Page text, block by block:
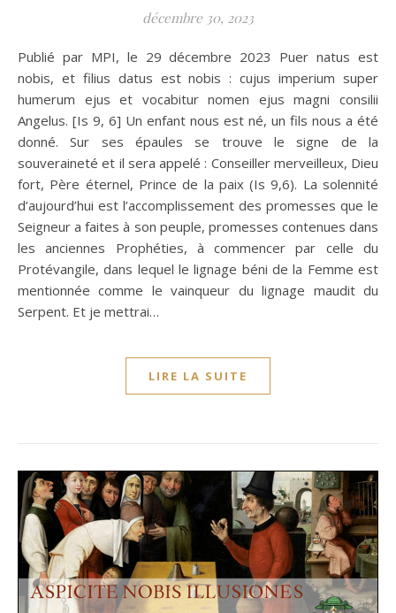
décembre 30, 2023
Publié par MPI, le 29 décembre 2023 Puer natus est
nobis, et filius datus est nobis : cujus imperium super
humerum ejus et vocabitur nomen ejus magni consilii
Angelus. [Is 9, 6] Un enfant nous est né, un fils nous a été
donné. Sur ses épaules se trouve le signe de la
souveraineté et il sera appelé : Conseiller merveilleux, Dieu
fort, Père éternel, Prince de la paix (Is 9,6). La solennité
d’aujourd’hui est l’accomplissement des promesses que le
Seigneur a faites à son peuple, promesses contenues dans
les anciennes Prophéties, à commencer par celle du
Protévangile, dans lequel le lignage béni de la Femme est
mentionnée comme le vainqueur du lignage maudit du
Serpent. Et je mettrai…
LIRE LA SUITE